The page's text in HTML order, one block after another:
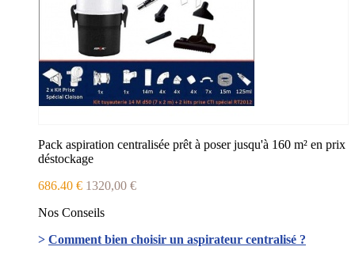
Pack aspiration centralisée prêt à poser jusqu'à 160 m² en prix
déstockage
686.40 € 1320,00 €
Nos Conseils
> Comment bien choisir un aspirateur centralisé ?